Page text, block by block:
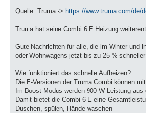
Quelle: Truma -> https://www.truma.com/de/
Truma hat seine Combi 6 E Heizung
Gute Nachrichten für alle, die im Winter und
oder Wohnwagens jetzt bis zu 25 %
Wie funktioniert das schnelle Aufheizen?
Die E-Versionen der Truma Combi können
Im Boost-Modus werden 900 W Leistung
Damit bietet die Combi 6 E eine
Duschen, spülen, Hände waschen